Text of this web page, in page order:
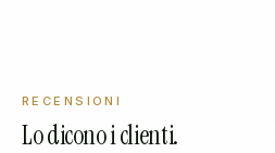
RECENSIONI
Lo dicono i clienti.